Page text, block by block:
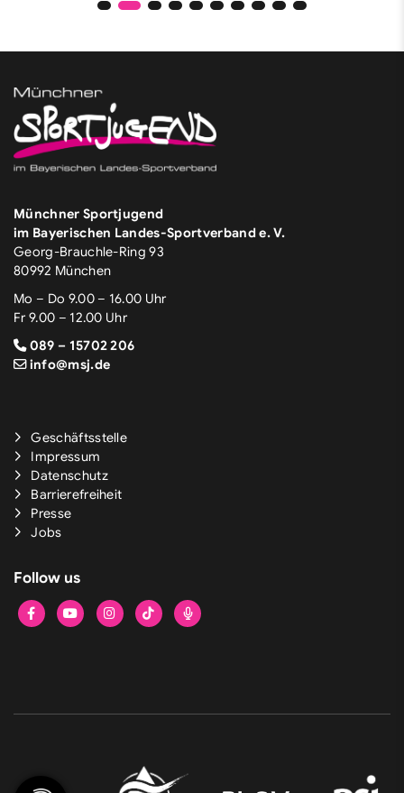
Münchner Sportjugend
im Bayerischen Landes-Sportverband e. V.
Georg-Brauchle-Ring 93
80992 München
Mo – Do 9.00 – 16.00 Uhr
Fr 9.00 – 12.00 Uhr
089 – 15702 206
info@msj.de
Geschäftsstelle
Impressum
Datenschutz
Barrierefreiheit
Presse
Jobs
Follow us